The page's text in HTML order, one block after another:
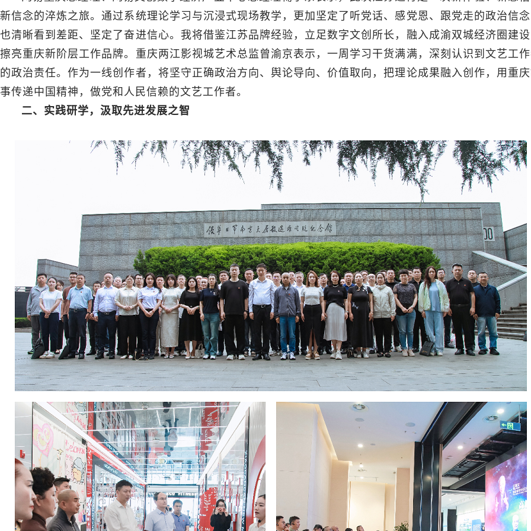
新信念的淬炼之旅。通过系统理论学习与沉浸式现场教学，更加坚定了听党话、感党恩、跟党走的政治信念
也清晰看到差距、坚定了奋进信心。我将借鉴江苏品牌经验，立足数字文创所长，融入成渝双城经济圈建设
擦亮重庆新阶层工作品牌。重庆两江影视城艺术总监曾渝京表示，一周学习干货满满，深刻认识到文艺工
的政治责任。作为一线创作者，将坚守正确政治方向、舆论导向、价值取向，把理论成果融入创作，用重
事传递中国精神，做党和人民信赖的文艺工作者。
二、实践研学，汲取先进发展之智